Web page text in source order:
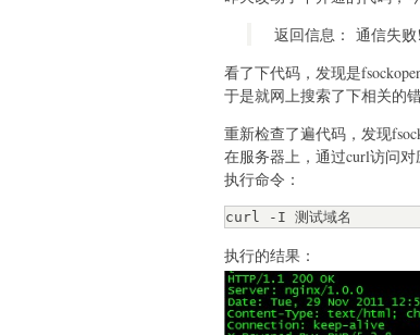
返回信息： 通信失败
看了下代码，发现是
于是就网上搜索了下相关的
重新检查了遍代码，发现
在服务器上，通过curl访问对
执行命令：
curl -I 测试域名
执行的结果：